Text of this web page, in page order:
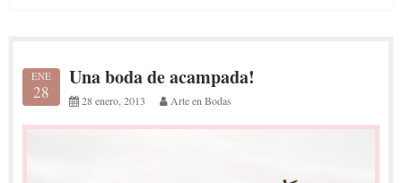
ENE
28
Una boda de acampada!
28 enero, 2013 Arte en Bodas